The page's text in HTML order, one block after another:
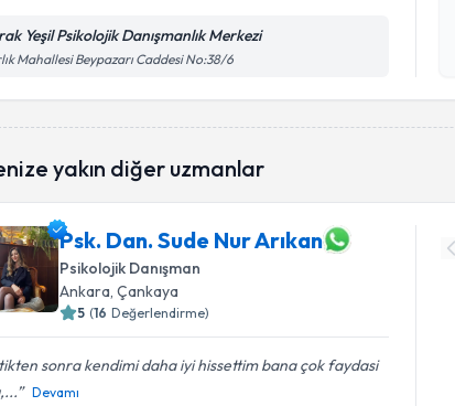
Yeşil Psikolojik Danışmanlık Merkezi
Mahallesi Beypazarı Caddesi No:38/6
yakın diğer uzmanlar
Psk. Dan. Sude Nur Arıkan
Psikolojik Danışman
Ankara, Çankaya
5 (16 Değerlendirme)
sonra kendimi daha iyi hissettim bana çok faydasi
Devamı